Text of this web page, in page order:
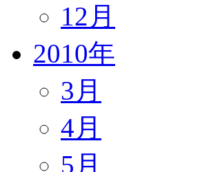
12月
2010年
3月
4月
5月